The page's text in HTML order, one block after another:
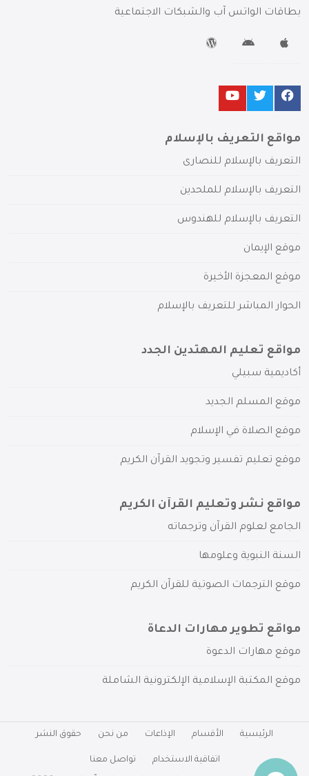
بطاقات الواتس آب والشبكات الاجتماعية
مواقع التعريف بالإسلام
التعريف بالإسلام للنصارى
التعريف بالإسلام للملحدين
التعريف بالإسلام للهندوس
موقع الإيمان
موقع المعجزة الأخيرة
الحوار المباشر للتعريف بالإسلام
مواقع تعليم المهتدين الجدد
أكاديمية سبيلي
موقع المسلم الجديد
موقع الصلاة في الإسلام
موقع تعليم تفسير وتجويد القرآن الكريم
مواقع نشر وتعليم القرآن الكريم
الجامع لعلوم القرآن وترجماته
السنة النبوية وعلومها
موقع الترجمات الصوتية للقرآن الكريم
مواقع تطوير مهارات الدعاة
موقع مهارات الدعوة
موقع المكتبة الإسلامية الإلكترونية الشاملة
الرئيسية الأقسام الإذاعات من نحن حقوق النشر
اتفاقية الاستخدام تواصل معنا